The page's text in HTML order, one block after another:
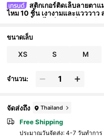
สติกเกอร์ติดเล็บลายตา
ไหม 10 ชิ้น เงางามและแวววาว
ำวัน เล็บปลอมทำมือ
ขนาดเล็บ
XS S M
จำนวน:
จัดส่งถึง Thailand
Free Shipping
ประมาณวันจัดส่ง: 4-7 วันทำการ